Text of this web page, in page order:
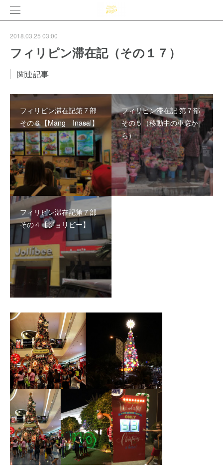
2018.03.25 03:00
フィリピン滞在記（その１７）
関連記事
フィリピン滞在記第７部
その６【Mang Inasal】
フィリピン滞在記 第７部
その５（移動中の車窓か
ら）
フィリピン滞在記第７部
その４【ジョリビー】